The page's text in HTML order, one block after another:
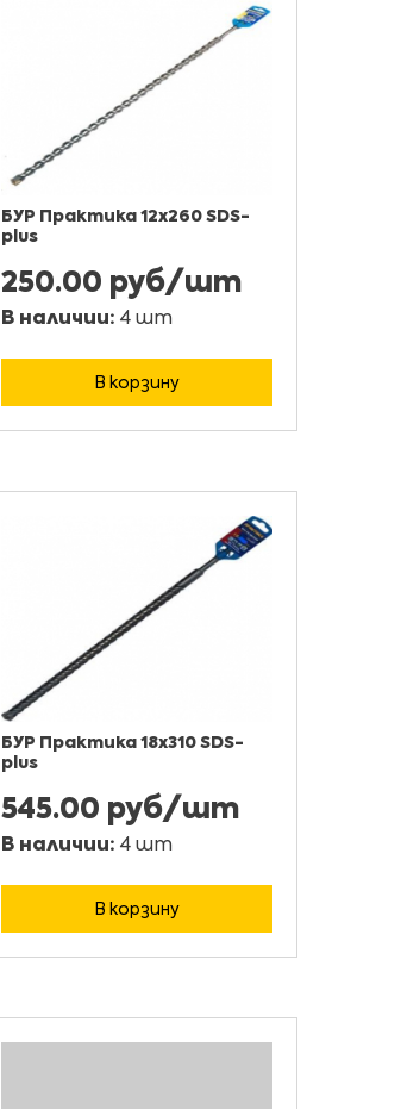
БУР Практика 12х260 SDS-
plus
250.00 руб/шт
В наличии: 4 шт
В корзину
БУР Практика 18х310 SDS-
plus
545.00 руб/шт
В наличии: 4 шт
В корзину